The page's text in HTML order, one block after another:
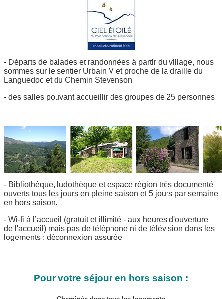
- Départs de balades et randonnées à partir du village, nous
sommes sur le sentier Urbain V et proche de la draille du
Languedoc et du Chemin Stevenson
- des salles pouvant accueillir des groupes de 25 personnes
- Bibliothèque, ludothèque et espace région très documenté
ouverts tous les jours en pleine saison et 5 jours par semaine
en hors saison.
- Wi-fi à l’accueil (gratuit et illimité - aux heures d'ouverture
de l'accueil) mais pas de téléphone ni de télévision dans les
logements : déconnexion assurée
Pour votre séjour en hors saison :